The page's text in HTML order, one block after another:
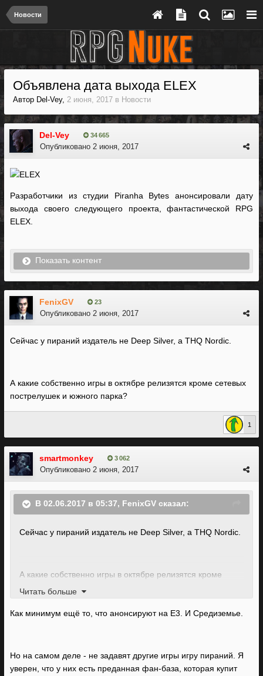
Новости
Объявлена дата выхода ELEX
Автор Del-Vey, 2 июня, 2017 в Новости
Del-Vey 34 665
Опубликовано 2 июня, 2017
Разработчики из студии Piranha Bytes анонсировали дату
выхода своего следующего проекта, фантастической RPG
ELEX.
Показать контент
FenixGV 23
Опубликовано 2 июня, 2017
Сейчас у пираний издатель не Deep Silver, а THQ Nordic.
А какие собственно игры в октябре релизятся кроме сетевых
пострелушек и южного парка?
1
smartmonkey 3 062
Опубликовано 2 июня, 2017
В 02.06.2017 в 05:37, FenixGV сказал:
Сейчас у пираний издатель не Deep Silver, а THQ Nordic.
А какие собственно игры в октябре релизятся кроме
сетевых пострелушек и южного парка?
Читать больше
Как минимум ещё то, что анонсируют на E3. И Средиземье.
Но на самом деле - не задавят другие игры игру пираний. Я
уверен, что у них есть преданная фан-база, которая купит